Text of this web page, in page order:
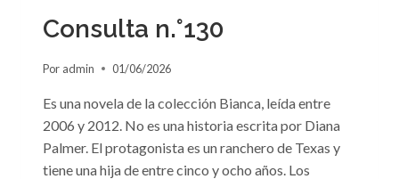
Consulta n.°130
Por admin 01/06/2026
Es una novela de la colección Bianca, leída entre
2006 y 2012. No es una historia escrita por Diana
Palmer. El protagonista es un ranchero de Texas y
tiene una hija de entre cinco y ocho años. Los